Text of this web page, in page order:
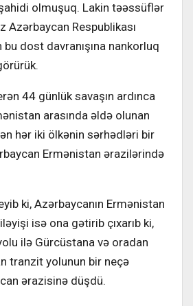
olmuşuq. Lakin təəssüflər
Azərbaycan Respublikası
dost davranışına nankorluq
44 günlük savaşın ardınca
arasında əldə olunan
hər iki ölkənin sərhədləri bir
Ermənistan ərazilərində
ki, Azərbaycanın Ermənistan
isə ona gətirib çıxarıb ki,
ilə Gürcüstana və oradan
tranzit yolunun bir neçə
ərazisinə düşdü.